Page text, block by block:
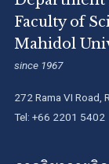
Faculty of
Mahidol
since 1967
272 Rama VI Road,
Tel: +66 2201 5402